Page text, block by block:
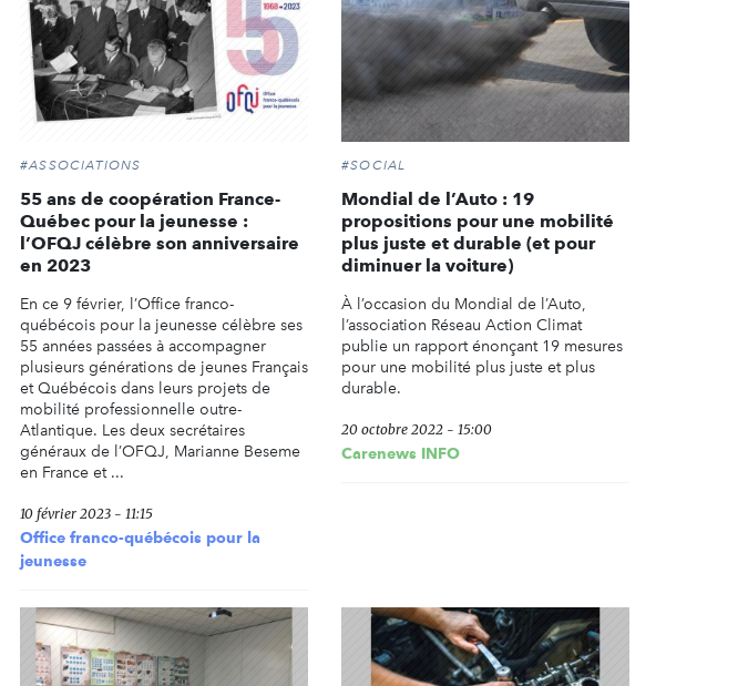
#ASSOCIATIONS
55 ans de coopération France-
Québec pour la jeunesse :
l’OFQJ célèbre son anniversaire
en 2023
En ce 9 février, l’Office franco-
québécois pour la jeunesse célèbre ses
55 années passées à accompagner
plusieurs générations de jeunes Français
et Québécois dans leurs projets de
mobilité professionnelle outre-
Atlantique. Les deux secrétaires
généraux de l’OFQJ, Marianne Beseme
en France et ...
10 février 2023 - 11:15
Office franco-québécois pour la
jeunesse
#SOCIAL
Mondial de l’Auto : 19
propositions pour une mobilité
plus juste et durable (et pour
diminuer la voiture)
À l’occasion du Mondial de l’Auto,
l’association Réseau Action Climat
publie un rapport énonçant 19 mesures
pour une mobilité plus juste et plus
durable.
20 octobre 2022 - 15:00
Carenews INFO